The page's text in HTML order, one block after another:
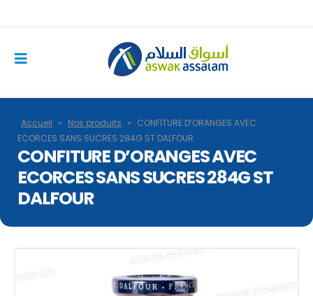
Accueil » Nos produits » CONFITURE D’ORANGES AVEC
ECORCES SANS SUCRES 284G ST DALFOUR
CONFITURE D’ORANGES AVEC
ECORCES SANS SUCRES 284G ST
DALFOUR